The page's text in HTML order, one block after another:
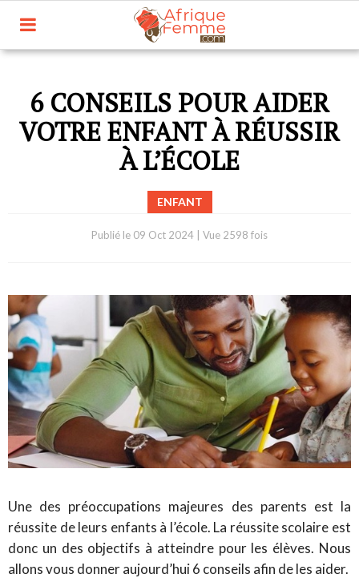
6 CONSEILS POUR AIDER
VOTRE ENFANT À RÉUSSIR
À L’ÉCOLE
ENFANT
Publié le 09 Oct 2024 Vue 2598 fois
Une des préoccupations majeures des parents est la
réussite de leurs enfants à l’école. La réussite scolaire est
donc un des objectifs à atteindre pour les élèves. Nous
allons vous donner aujourd’hui 6 conseils afin de les aider.